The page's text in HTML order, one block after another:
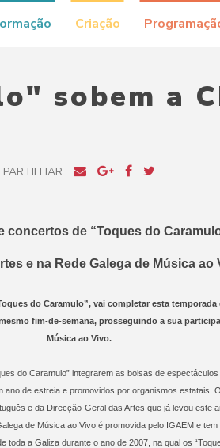
Criação
sobem a
PARTILHAR
concertos de “Toques do
e na Rede Galega de Música ao
do Caramulo”, vai completar esta
fim-de-semana, prosseguindo a sua
Música ao Vivo.
do Caramulo” integrarem as bolsas de
ano de estreia e promovidos por organismos estatais.
e da Direcção-Geral das Artes que já levou este
de Música ao Vivo é promovida pelo IGAEM e
a Galiza durante o ano de 2007, na qual os